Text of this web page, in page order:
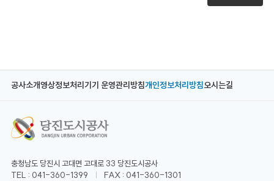
공사소개영상정보처리기기 운영관리방침개인정보처리방침오시는길
충청남도 당진시 고대면 고대로 33 당진도시공사
TEL : 041-360-1399
FAX : 041-360-1301